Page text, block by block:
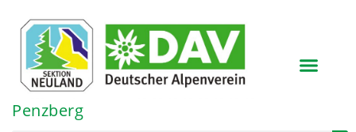
springen
Penzberg